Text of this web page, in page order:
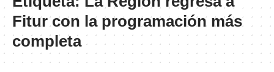
Fitur con la programación más
completa